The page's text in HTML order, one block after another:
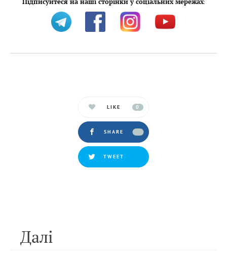
:
LIKE 0
SHARE
TWEET
Далi